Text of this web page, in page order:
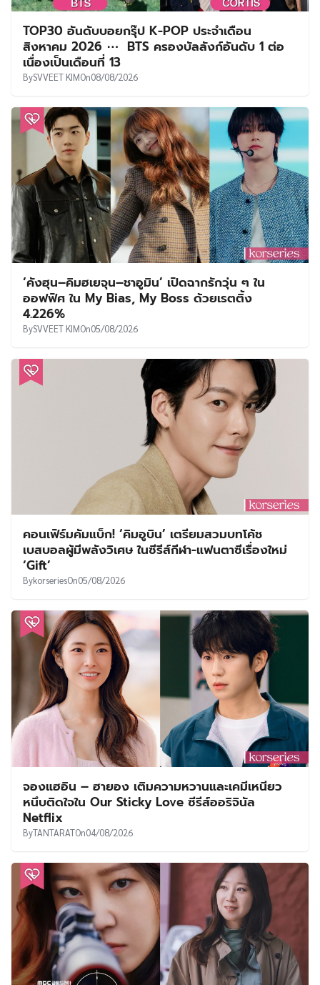
TOP30 อันดับบอยกรุ๊ป K-POP ประจำเดือน
สิงหาคม 2026 ⋯ BTS ครองบัลลังก์อันดับ 1 ต่อ
เนื่องเป็นเดือนที่ 13
BySVVEET KIMOn08/08/2026
‘คังฮุน–คิมฮเยจุน–ชาอูมิน’ เปิดฉากรักวุ่น ๆ ใน
ออฟฟิศ ใน My Bias, My Boss ด้วยเรตติ้ง
4.226%
BySVVEET KIMOn05/08/2026
คอนเฟิร์มคัมแบ็ก! ‘คิมอูบิน’ เตรียมสวมบทโค้ช
เบสบอลผู้มีพลังวิเศษ ในซีรีส์กีฬา-แฟนตาซีเรื่องใหม่
‘Gift’
BykorseriesOn05/08/2026
จองแฮอิน – ฮายอง เติมความหวานและเคมีเหนียว
หนึบติดใจใน Our Sticky Love ซีรีส์ออริจินัล
Netflix
ByTANTARATOn04/08/2026